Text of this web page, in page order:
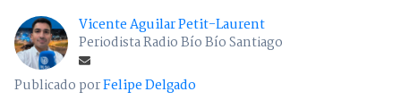
Vicente Aguilar Petit-Laurent
Periodista Radio Bío Bío Santiago
Publicado porFelipe Delgado